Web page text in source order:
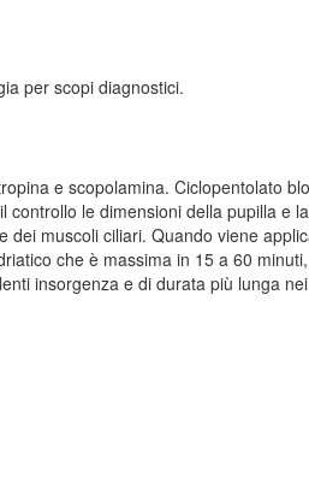
per scopi diagnostici.
e scopolamina. Ciclopentolato
le dimensioni della pupilla e
muscoli ciliari. Quando viene
che è massima in 15 a 60
insorgenza e di durata più lunga